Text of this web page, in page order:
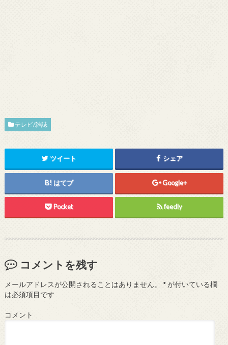
テレビ/雑誌
ツイート シェア
はてブ Google+
Pocket feedly
コメントを残す
メールアドレスが公開されることはありません。 *が付いている欄
は必須項目です
コメント